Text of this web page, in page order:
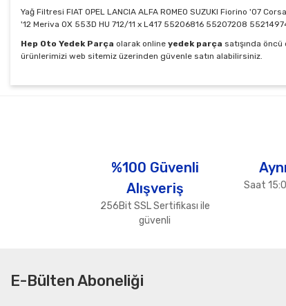
Yağ Filtresi FIAT OPEL LANCIA ALFA ROMEO SUZUKI Fiorino '07
'12 Meriva OX 553D HU 712/11 x L417 55206816 55207208
Hep Oto Yedek Parça olarak online yedek parça satışında
ürünlerimizi web sitemiz üzerinden güvenle satın alabilirsiniz.
Ürün fiyatı diğer sitelerden daha pahalı.
Bu ürüne benzer farklı alternatifler olmalı.
%100 Güvenli
Alışveriş
256Bit SSL Sertifikası ile
güvenli
Saat
E-Bülten Aboneliği